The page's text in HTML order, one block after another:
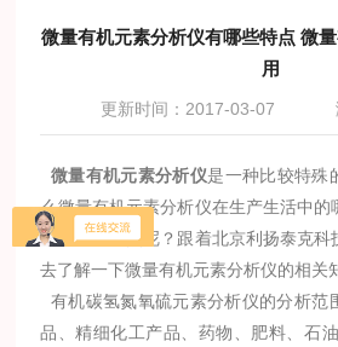
微量有机元素分析仪有哪些特点 微
用
更新时间：2017-03-07
微量有机元素分析仪是一种比较特殊
么微量有机元素分析仪在生产生活中
哪些产品特点呢？跟着北京利扬泰克科
去了解一下微量有机元素分析仪的相关
有机碳氢氮氧硫元素分析仪的分析范
品、精细化工产品、药物、肥料、石